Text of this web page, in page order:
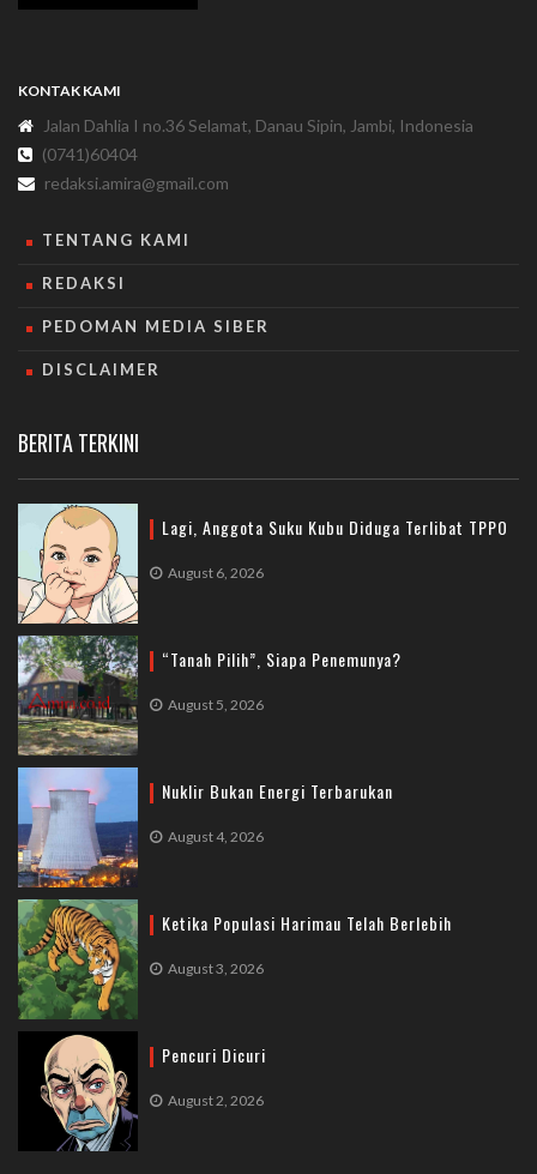
KONTAK KAMI
Jalan Dahlia I no.36 Selamat, Danau Sipin, Jambi, Indonesia
(0741)60404
redaksi.amira@gmail.com
TENTANG KAMI
REDAKSI
PEDOMAN MEDIA SIBER
DISCLAIMER
BERITA TERKINI
Lagi, Anggota Suku Kubu Diduga Terlibat TPPO
August 6, 2026
“Tanah Pilih”, Siapa Penemunya?
August 5, 2026
Nuklir Bukan Energi Terbarukan
August 4, 2026
Ketika Populasi Harimau Telah Berlebih
August 3, 2026
Pencuri Dicuri
August 2, 2026